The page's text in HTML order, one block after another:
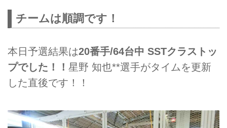
チームは順調です！
本日予選結果は20番手/64台中 SSTクラストッ
プでした！！ 星野 知也**選手がタイムを更新
した直後です！！